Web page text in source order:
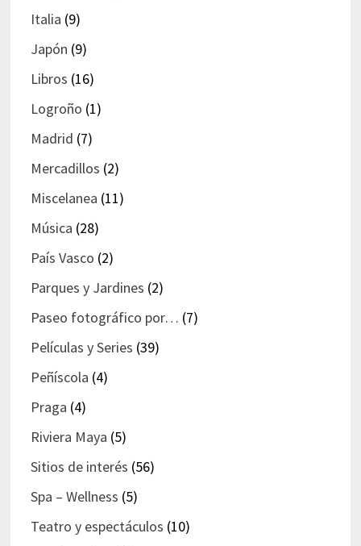
Italia (9)
Japón (9)
Libros (16)
Logroño (1)
Madrid (7)
Mercadillos (2)
Miscelanea (11)
Música (28)
País Vasco (2)
Parques y Jardines (2)
Paseo fotográfico por… (7)
Películas y Series (39)
Peñíscola (4)
Praga (4)
Riviera Maya (5)
Sitios de interés (56)
Spa – Wellness (5)
Teatro y espectáculos (10)